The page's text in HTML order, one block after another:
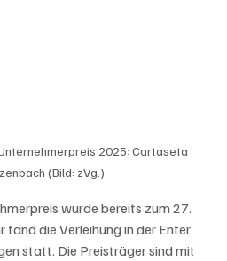
2025: Cartaseta
(Bild: zVg.)
wurde bereits zum 27.
fand die Verleihung in der Enter
statt. Die Preisträger sind mit